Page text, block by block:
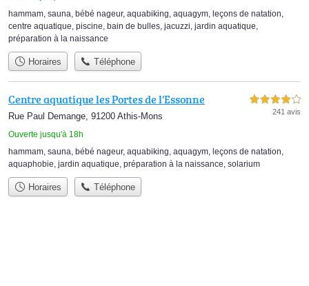
hammam sauna bébé nageur, aquabiking aquagym leçons de natation
centre aquatique piscine bain de bulles jacuzzi jardin aquatique
préparation à la naissance
Horaires Téléphone
Centre aquatique les Portes de l'Essonne
Rue Paul Demange, 91200 Athis-Mons
Ouverte jusqu'à 18h
4,0 étoiles sur 5
241 avis
hammam, sauna, bébé nageur, aquabiking, aquagym, leçons de natation,
aquaphobie, jardin aquatique, préparation à la naissance, solarium
Horaires Téléphone